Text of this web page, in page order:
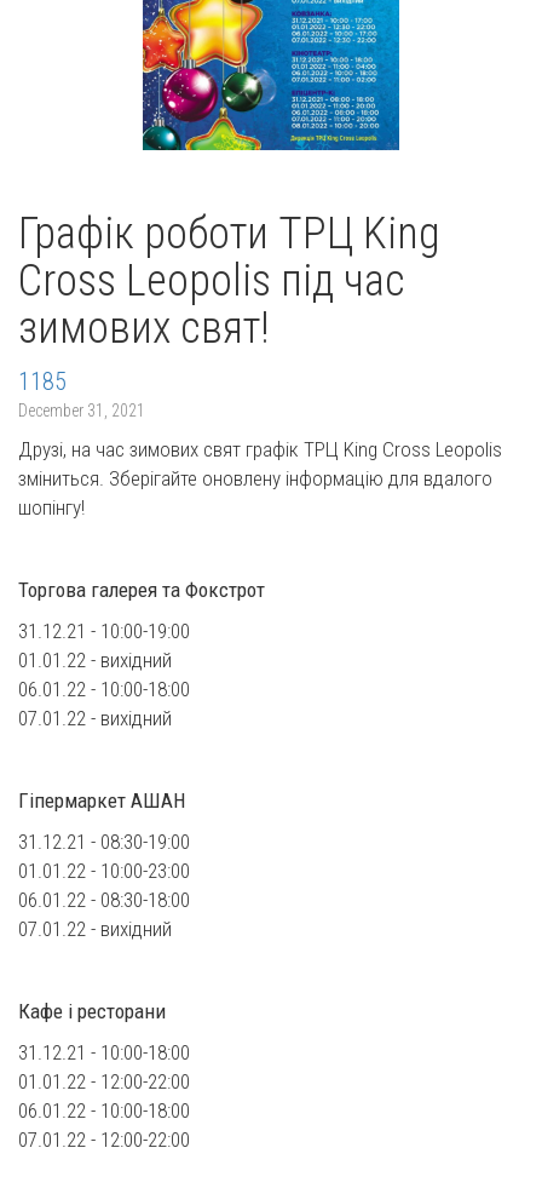
Графік роботи ТРЦ King
Cross Leopolis під час
зимових свят!
1185
December 31, 2021
Друзі, на час зимових свят графік ТРЦ King Cross Leopolis
зміниться. Зберігайте оновлену інформацію для вдалого
шопінгу!
Торгова галерея та Фокстрот
31.12.21 - 10:00-19:00
01.01.22 - вихідний
06.01.22 - 10:00-18:00
07.01.22 - вихідний
Гіпермаркет АШАН
31.12.21 - 08:30-19:00
01.01.22 - 10:00-23:00
06.01.22 - 08:30-18:00
07.01.22 - вихідний
Кафе і ресторани
31.12.21 - 10:00-18:00
01.01.22 - 12:00-22:00
06.01.22 - 10:00-18:00
07.01.22 - 12:00-22:00